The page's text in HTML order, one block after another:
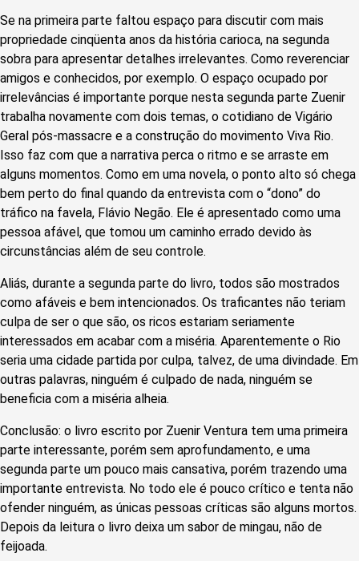
Se na primeira parte faltou espaço para discutir com mais
propriedade cinqüenta anos da história carioca, na segunda
sobra para apresentar detalhes irrelevantes. Como reverenciar
amigos e conhecidos, por exemplo. O espaço ocupado por
irrelevâncias é importante porque nesta segunda parte Zuenir
trabalha novamente com dois temas, o cotidiano de Vigário
Geral pós-massacre e a construção do movimento Viva Rio.
Isso faz com que a narrativa perca o ritmo e se arraste em
alguns momentos. Como em uma novela, o ponto alto só chega
bem perto do final quando da entrevista com o “dono” do
tráfico na favela, Flávio Negão. Ele é apresentado como uma
pessoa afável, que tomou um caminho errado devido às
circunstâncias além de seu controle.
Aliás, durante a segunda parte do livro, todos são mostrados
como afáveis e bem intencionados. Os traficantes não teriam
culpa de ser o que são, os ricos estariam seriamente
interessados em acabar com a miséria. Aparentemente o Rio
seria uma cidade partida por culpa, talvez, de uma divindade. Em
outras palavras, ninguém é culpado de nada, ninguém se
beneficia com a miséria alheia.
Conclusão: o livro escrito por Zuenir Ventura tem uma primeira
parte interessante, porém sem aprofundamento, e uma
segunda parte um pouco mais cansativa, porém trazendo uma
importante entrevista. No todo ele é pouco crítico e tenta não
ofender ninguém, as únicas pessoas críticas são alguns mortos.
Depois da leitura o livro deixa um sabor de mingau, não de
feijoada.